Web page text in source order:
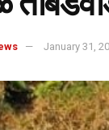
January 31,